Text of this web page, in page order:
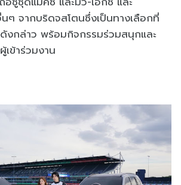
จากบริดจสโตนซึ่งเป็นทางเลือกที่
ดังกล่าว พร้อมกิจกรรมร่วมสนุกและ
ข้าร่วมงาน